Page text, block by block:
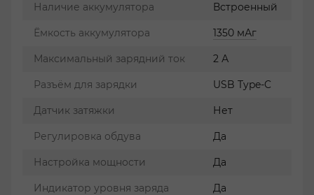
Наличие аккумулятора Встроенный
Ёмкость аккумулятора 1350 мАг
Максимальный зарядний ток 2 А
Разъём для зарядки USB Type-C
Датчик затяжки Нет
Регулировка обдува Да
Настройка мощности Да
Индикатор уровня заряда Да